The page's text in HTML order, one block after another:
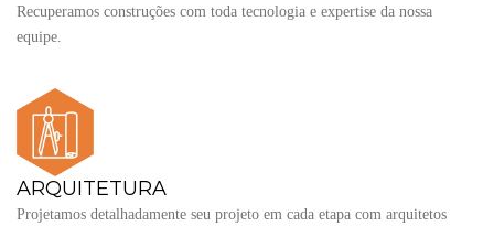
Recuperamos construções com toda tecnologia e expertise da nossa
equipe.
ARQUITETURA
Projetamos detalhadamente seu projeto em cada etapa com arquitetos